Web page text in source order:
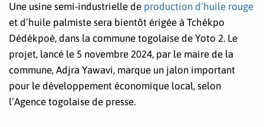
Une usine semi-industrielle de production d’huile rouge
et d’huile palmiste sera bientôt érigée à Tchékpo
Dédékpoè, dans la commune togolaise de Yoto 2. Le
projet, lancé le 5 novembre 2024, par le maire de la
commune, Adjra Yawavi, marque un jalon important
pour le développement économique local, selon
l’Agence togolaise de presse.